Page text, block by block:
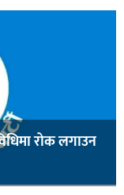
रोक लगाउन